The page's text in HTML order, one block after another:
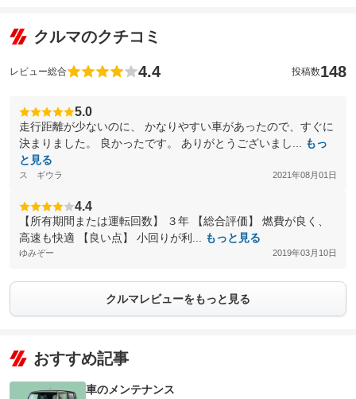
クルマのクチコミ
レビュー総合 4.4 投稿数148
5.0
走行距離が少ないのに、 かなりやすい車があったので、すぐに
決まりました。 良かったです。 ありがとうございまし...
もっ
と見る
ス ギウラ 2021年08月01日
4.4
【所有期間または運転回数】 ３年 【総合評価】 燃費が良く、
高速も快適 【良い点】 小回りが利...
もっと見る
ゆみぞー 2019年03月10日
クルマレビューをもっと見る
おすすめ記事
車のメンテナンス